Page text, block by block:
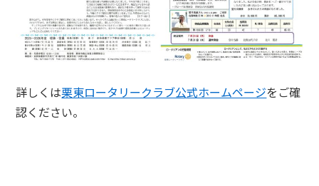
詳しくは栗東ロータリークラブ公式ホームページをご確
認ください。